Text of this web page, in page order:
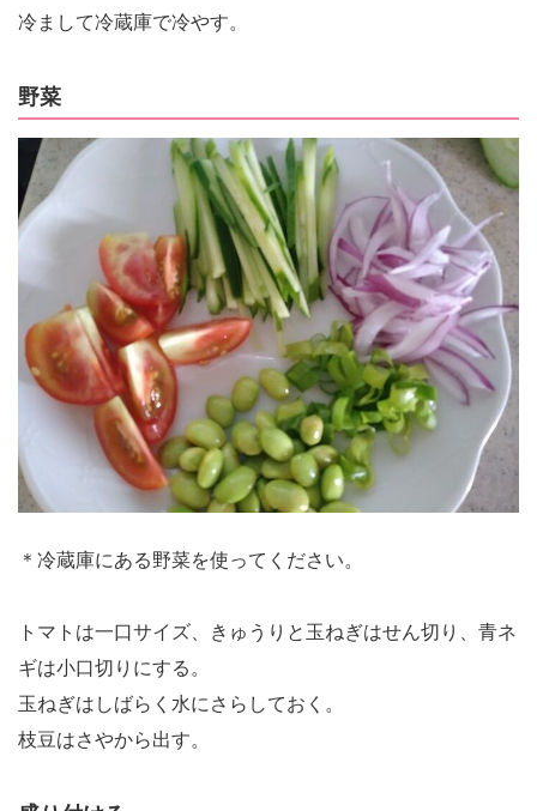
冷まして冷蔵庫で冷やす。
野菜
＊冷蔵庫にある野菜を使ってください。
トマトは一口サイズ、きゅうりと玉ねぎはせん切り、青ネ
ギは小口切りにする。
玉ねぎはしばらく水にさらしておく。
枝豆はさやから出す。